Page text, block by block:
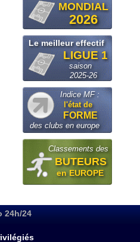
MONDIAL
2026
Le meilleur effectif
LIGUE 1
saison
2025-26
Indice MF :
l'état de
FORME
des clubs en europe
Classements des
BUTEURS
en EUROPE
24h/24